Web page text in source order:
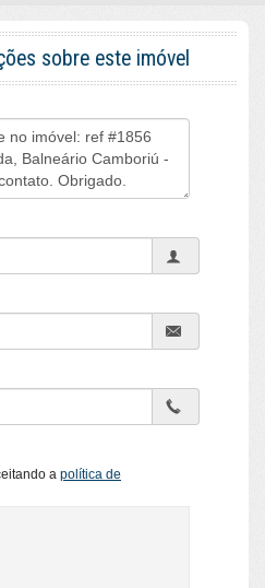
sobre este imóvel
a política de